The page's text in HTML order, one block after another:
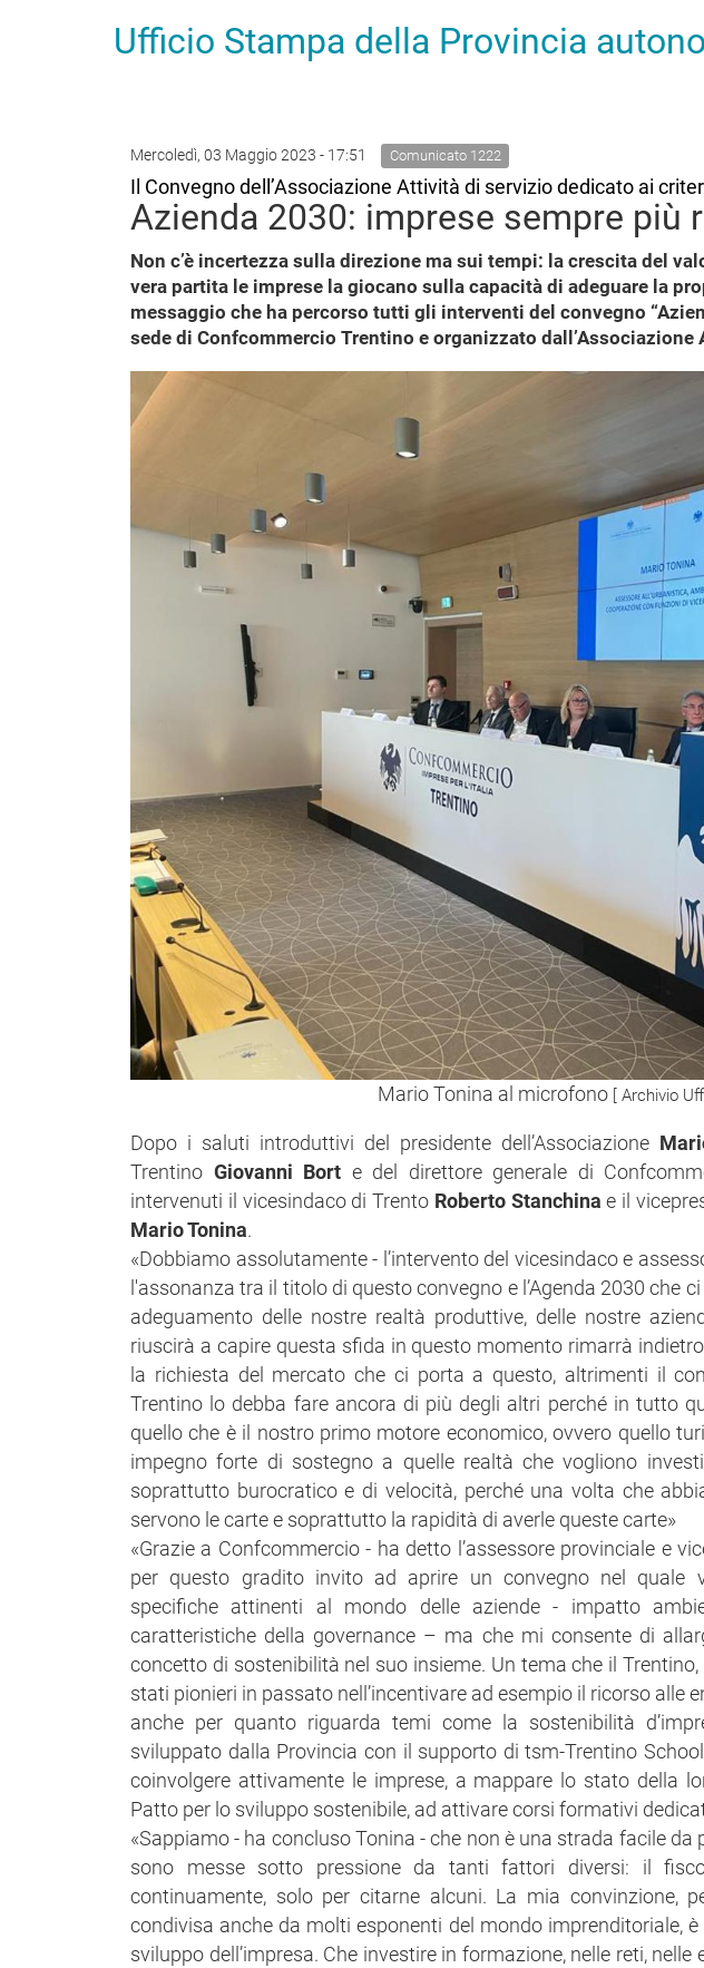
Ufficio Stampa della Provincia
Mercoledì, 03 Maggio 2023 - 17:51 Comunicato 1222
Il Convegno dell’Associazione Attività di servizio dedicato ai
Azienda 2030: imprese sempre più
Non c’è incertezza sulla direzione ma sui tempi: la crescita del
vera partita le imprese la giocano sulla capacità di adeguare la
messaggio che ha percorso tutti gli interventi del convegno
sede di Confcommercio Trentino e organizzato
Mario Tonina al microfono [ Archivio
Dopo i saluti introduttivi del presidente dell’Associazione
Trentino Giovanni Bort e del direttore generale di
intervenuti il vicesindaco di Trento Roberto Stanchinae il
Mario Tonina.
«Dobbiamo assolutamente - l’intervento del vicesindaco e
l'assonanza tra il titolo di questo convegno e l’Agenda 2030 che
adeguamento delle nostre realtà produttive, delle nostre
riuscirà a capire questa sfida in questo momento rimarrà
la richiesta del mercato che ci porta a questo, altrimenti il
Trentino lo debba fare ancora di più degli altri perché in tutto
quello che è il nostro primo motore economico, ovvero quello
impegno forte di sostegno a quelle realtà che vogliono
soprattutto burocratico e di velocità, perché una volta che
servono le carte e soprattutto la rapidità di averle queste carte»
«Grazie a Confcommercio - ha detto l’assessore provinciale e
per questo gradito invito ad aprire un convegno nel quale
specifiche attinenti al mondo delle aziende - impatto
caratteristiche della governance – ma che mi consente di
concetto di sostenibilità nel suo insieme. Un tema che il
stati pionieri in passato nell’incentivare ad esempio il ricorso alle
anche per quanto riguarda temi come la sostenibilità
sviluppato dalla Provincia con il supporto di tsm-Trentino
coinvolgere attivamente le imprese, a mappare lo stato della
Patto per lo sviluppo sostenibile, ad attivare corsi formativi
«Sappiamo - ha concluso Tonina - che non è una strada facile da
sono messe sotto pressione da tanti fattori diversi: il
continuamente, solo per citarne alcuni. La mia convinzione,
condivisa anche da molti esponenti del mondo imprenditoriale,
sviluppo dell’impresa. Che investire in formazione, nelle reti,